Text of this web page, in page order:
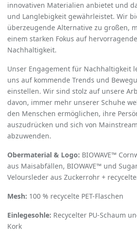
innovativen Materialien anbietet und
und Langlebigkeit gewährleistet. Wir
überzeugende Alternative zu großen,
einem starken Fokus auf
Nachhaltigkeit.
Unser Engagement für Nachhaltigkeit
uns auf kommende Trends und
einstellen. Wir sind stolz auf unsere
davon, immer mehr unserer Schuhe
den Menschen ermöglichen, ihre
auszudrücken und sich von
abzuwenden.
Obermaterial & Logo: BIOWAVE™
aus Maisabfällen, BIOWAVE™ und
Veloursleder aus Zuckerrohr +
Mesh: 100 % recycelte PET-Flaschen
Einlegesohle: Recycelter PU-Schaum
Kork